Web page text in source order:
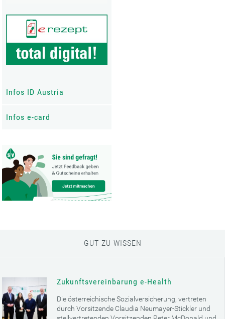
Infos ID Austria
Infos e-card
GUT ZU WISSEN
Zukunftsvereinbarung e-Health
Die österreichische Sozialversicherung, vertreten
durch Vorsitzende Claudia Neumayer-Stickler und